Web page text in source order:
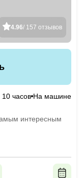
4.96/ 157 отзывов
10 часов На машине
интересным